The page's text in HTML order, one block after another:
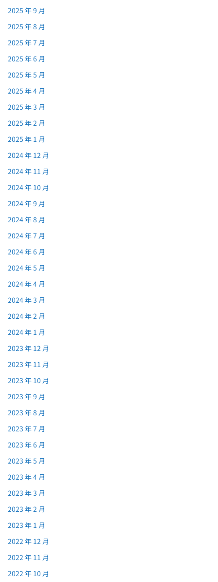
2025 年 9 月
2025 年 8 月
2025 年 7 月
2025 年 6 月
2025 年 5 月
2025 年 4 月
2025 年 3 月
2025 年 2 月
2025 年 1 月
2024 年 12 月
2024 年 11 月
2024 年 10 月
2024 年 9 月
2024 年 8 月
2024 年 7 月
2024 年 6 月
2024 年 5 月
2024 年 4 月
2024 年 3 月
2024 年 2 月
2024 年 1 月
2023 年 12 月
2023 年 11 月
2023 年 10 月
2023 年 9 月
2023 年 8 月
2023 年 7 月
2023 年 6 月
2023 年 5 月
2023 年 4 月
2023 年 3 月
2023 年 2 月
2023 年 1 月
2022 年 12 月
2022 年 11 月
2022 年 10 月